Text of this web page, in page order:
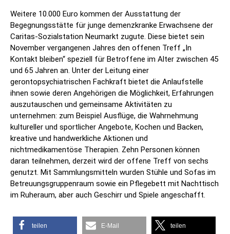
Weitere 10.000 Euro kommen der Ausstattung der
Begegnungsstätte für junge demenzkranke Erwachsene der
Caritas-Sozialstation Neumarkt zugute. Diese bietet sein
November vergangenen Jahres den offenen Treff „In
Kontakt bleiben“ speziell für Betroffene im Alter zwischen 45
und 65 Jahren an. Unter der Leitung einer
gerontopsychiatrischen Fachkraft bietet die Anlaufstelle
ihnen sowie deren Angehörigen die Möglichkeit, Erfahrungen
auszutauschen und gemeinsame Aktivitäten zu
unternehmen: zum Beispiel Ausflüge, die Wahrnehmung
kultureller und sportlicher Angebote, Kochen und Backen,
kreative und handwerkliche Aktionen und
nichtmedikamentöse Therapien. Zehn Personen können
daran teilnehmen, derzeit wird der offene Treff von sechs
genutzt. Mit Sammlungsmitteln wurden Stühle und Sofas im
Betreuungsgruppenraum sowie ein Pflegebett mit Nachttisch
im Ruheraum, aber auch Geschirr und Spiele angeschafft.
teilen E-Mail teilen